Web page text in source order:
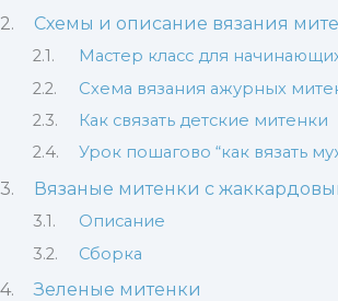
Схемы и описание вязания
Мастер класс для
Схема вязания ажурных
Как связать детские митенки
Урок пошагово “как вязать
Вязаные митенки с
Описание
Сборка
Зеленые митенки